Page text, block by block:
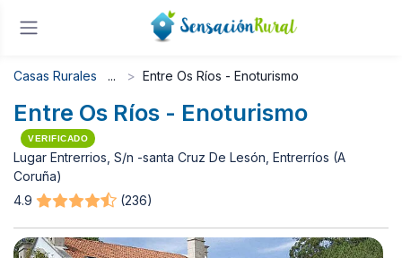
Casas Rurales Entre Os Ríos - Enoturismo
Entre Os Ríos - Enoturismo
VERIFICADO
Lugar Entrerrios, S/n -santa Cruz De Lesón, Entrerríos (A
Coruña)
4.9
(236)